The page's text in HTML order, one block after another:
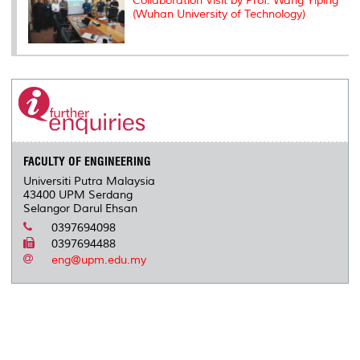
(Wuhan University of Technology)
FACULTY OF ENGINEERING
Universiti Putra Malaysia
43400 UPM Serdang
Selangor Darul Ehsan
0397694098
0397694488
eng@upm.edu.my